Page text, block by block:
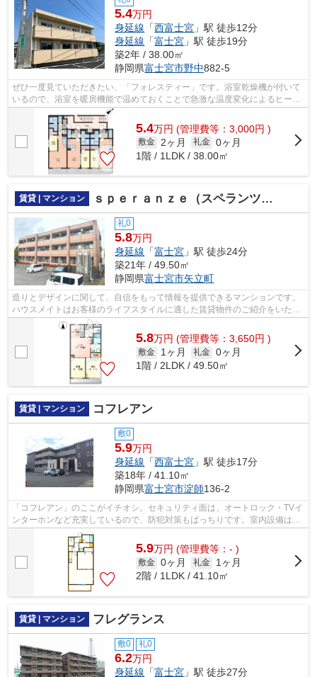
5.4万円
身延線 「西富士宮 」駅 徒歩12分
身延線 「富士宮 」駅 徒歩19分
築2年 / 38.00㎡
静岡県富士宮市野中882-5
ぜひ一度見ていただきたい、「フォレスティー」です。浴室乾燥機が付いて
いるので、浴室を暖房機能で温めておくことで急激な温度変化によるヒート
ショックの予防もできます。ネット回...
5.4万円 (管理費等：3,000円 )
敷金 2ヶ月 礼金 0ヶ月
1階 / 1LDK / 38.00㎡
賃貸 | マンション ｓｐｅｒａｎｚｅ（スペランツァ）
礼0
5.8万円
身延線 「富士宮 」駅 徒歩24分
築21年 / 49.50㎡
静岡県富士宮市矢立町
造りとデザインに関して、自信をもって情報を提供できるマンションです。
ハウスメイトはお客様のライフスタイルに適した賃貸物件のご紹介をいたし
ます。住まい探しの際は、ご要望やご...
5.8万円 (管理費等：3,650円 )
敷金 1ヶ月 礼金 0ヶ月
1階 / 2LDK / 49.50㎡
賃貸 | マンション コフレアン
敷0
5.9万円
身延線 「西富士宮 」駅 徒歩17分
築18年 / 41.10㎡
静岡県富士宮市淀師136-2
「コフレアン」のここがイチオシ。セキュリティ面は、オートロック・TVイ
ンターホンなど充実しているので、防犯対策もばっちりです。室内設備はエ
アコン・BSなど充実した設備を備え付...
5.9万円 (管理費等：- )
敷金 0ヶ月 礼金
1ヶ月
2階 / 1LDK / 41.10㎡
賃貸 | マンション フレグランス
敷0 礼0
6.2万円
身延線 「富士宮 」駅 徒歩27分